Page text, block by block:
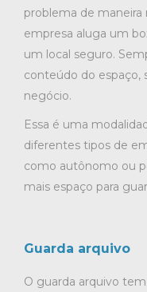
problema de maneira
empresa aluga um
um local seguro.
conteúdo do espaço,
negócio.
Essa é uma
diferentes tipos de
como autônomo ou
mais espaço para
Guarda arquivo
O guarda arquivo